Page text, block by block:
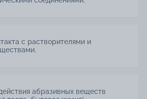
с растворителями и
абразивных веществ